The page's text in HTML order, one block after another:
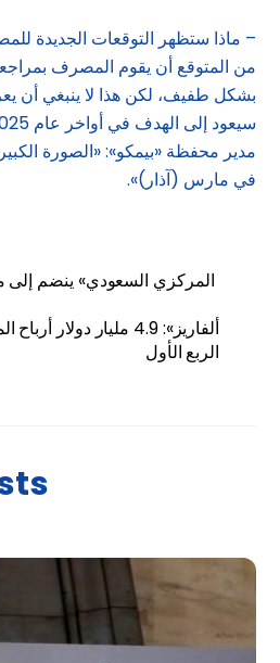
– ماذا ستظهر التوقعات الجديدة
من المتوقع أن يقوم المصرف
بشكل طفيف، لكن هذا لا ينبغي أن
مدير محفظة «بيمكو»: «الصورة
في مارس (آذار)».
الربع الأول